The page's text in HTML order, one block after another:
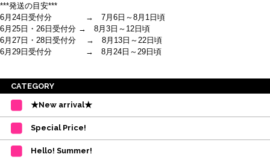
***発送の目安***
6月24日受付分 → 7月6日～8月1日頃
6月25日・26日受付分 → 8月3日～12日頃
6月27日・28日受付分 → 8月13日～22日頃
6月29日受付分 → 8月24日～29日頃
※ご注意
間を目安として下さい。
・在庫の確保は発送の直前に行います。カートに入れて注文完了となって
ご注文商品が在庫切れの場合は、上記お目安の頃にご連絡させていただき
CATEGORY
★New arrival★
Special Price!
Hello! Summer!